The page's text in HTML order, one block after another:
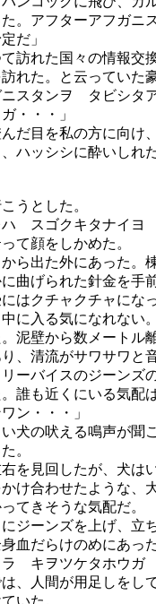
。アフターアフガニ
だ」
訪れた国々の情報交
を訪れた。と云
ニスタンヲ タビシ
・・・」
だ目を私の方に向け
ハッシシに酔いしれ
うとした。
スゴクキタナイヨ
て顔をしかめた。
ら出た外にあった。
曲げられた針金を手
はクチャクチャにな
に入る気になれない
泥壁から数メートル
、清流がサワサワと
ーバイスのジーンズ
誰も近くにいる気配
ン・・・」
犬の吠える鳴声が聞
。
を見回したが、犬は
け合わせたような、
てきそうな気配だ。
ジーンズを上げ、立
血だらけのめにあっ
キヲツケタホウガ
、人間が用足しをし
いた。